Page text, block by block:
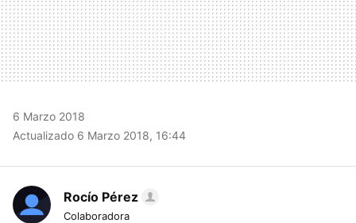
6 Marzo 2018
Actualizado 6 Marzo 2018, 16:44
Rocío Pérez
Colaboradora